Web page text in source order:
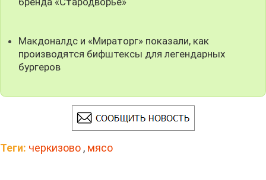
Макдоналдс и «Мираторг» показали, как
производятся бифштексы для легендарных
бургеров
Теги: черкизово , мясо